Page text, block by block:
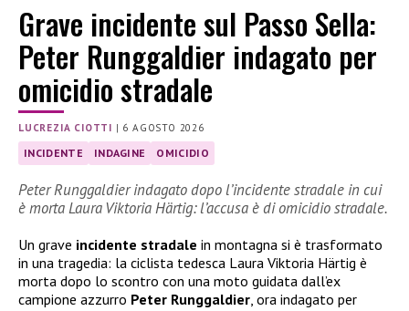
Grave incidente sul Passo Sella:
Peter Runggaldier indagato per
omicidio stradale
LUCREZIA CIOTTI | 6 AGOSTO 2026
INCIDENTE INDAGINE OMICIDIO
Peter Runggaldier indagato dopo l’incidente stradale in cui
è morta Laura Viktoria Härtig: l’accusa è di omicidio stradale.
Un grave incidente stradale in montagna si è trasformato
in una tragedia: la ciclista tedesca Laura Viktoria Härtig è
morta dopo lo scontro con una moto guidata dall’ex
campione azzurro Peter Runggaldier , ora indagato per